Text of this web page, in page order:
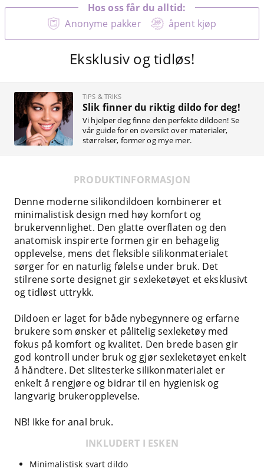
Anonyme pakker åpent kjøp
Hos oss får du alltid:
Eksklusiv og tidløs!
TIPS & TRIKS
Slik finner du riktig dildo for deg!
Vi hjelper deg finne den perfekte dildoen! Se
vår guide for en oversikt over materialer,
størrelser, former og mye mer.
PRODUKTINFORMASJON
Denne moderne silikondildoen kombinerer et
minimalistisk design med høy komfort og
brukervennlighet. Den glatte overflaten og den
anatomisk inspirerte formen gir en behagelig
opplevelse, mens det fleksible silikonmaterialet
sørger for en naturlig følelse under bruk. Det
stilrene sorte designet gir sexleketøyet et eksklusivt
og tidløst uttrykk.
Dildoen er laget for både nybegynnere og erfarne
brukere som ønsker et pålitelig sexleketøy med
fokus på komfort og kvalitet. Den brede basen gir
god kontroll under bruk og gjør sexleketøyet enkelt
å håndtere. Det slitesterke silikonmaterialet er
enkelt å rengjøre og bidrar til en hygienisk og
langvarig brukeropplevelse.
NB! Ikke for anal bruk.
INKLUDERT I ESKEN
Minimalistisk svart dildo